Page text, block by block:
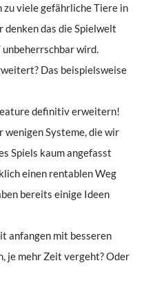
zu viele gefährliche Tiere in
denken das die Spielwelt
wird.
Das beispielsweise
definitiv erweitern!
wenigen Systeme, die wir
Spiels kaum angefasst
einen rentablen Weg
bereits einige Ideen
anfangen mit besseren
je mehr Zeit vergeht? Oder